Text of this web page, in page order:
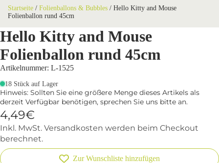
Startseite / Folienballons & Bubbles / Hello Kitty and Mouse
Folienballon rund 45cm
Hello Kitty and Mouse
Folienballon rund 45cm
Artikelnummer: L-1525
18 Stück auf Lager
Hinweis: Sollten Sie eine größere Menge dieses Artikels als
derzeit Verfügbar benötigen, sprechen Sie uns bitte an.
4,49€
Inkl. MwSt. Versandkosten werden beim Checkout
berechnet.
Zur Wunschliste hinzufügen